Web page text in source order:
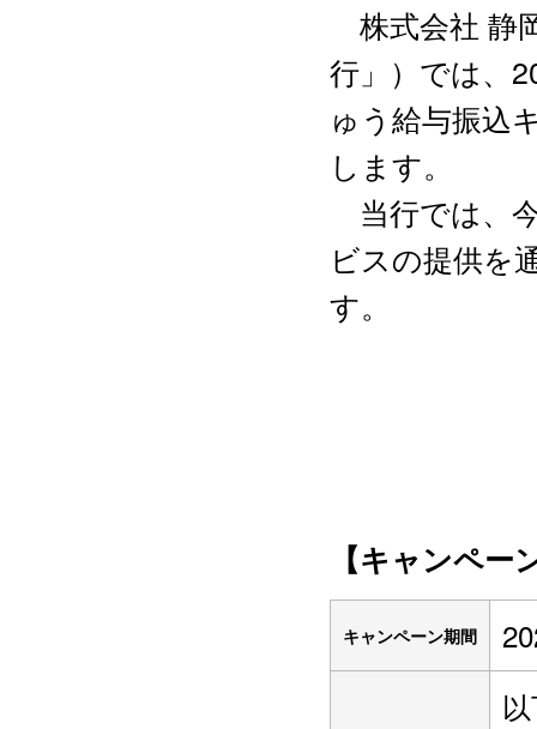
株式会社
行」）では、
ゅう給与振込
します。
当行では、
ビスの提供を
す。
【キャンペー
キャンペーン期間